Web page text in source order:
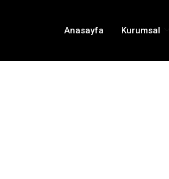
Anasayfa Kurumsal